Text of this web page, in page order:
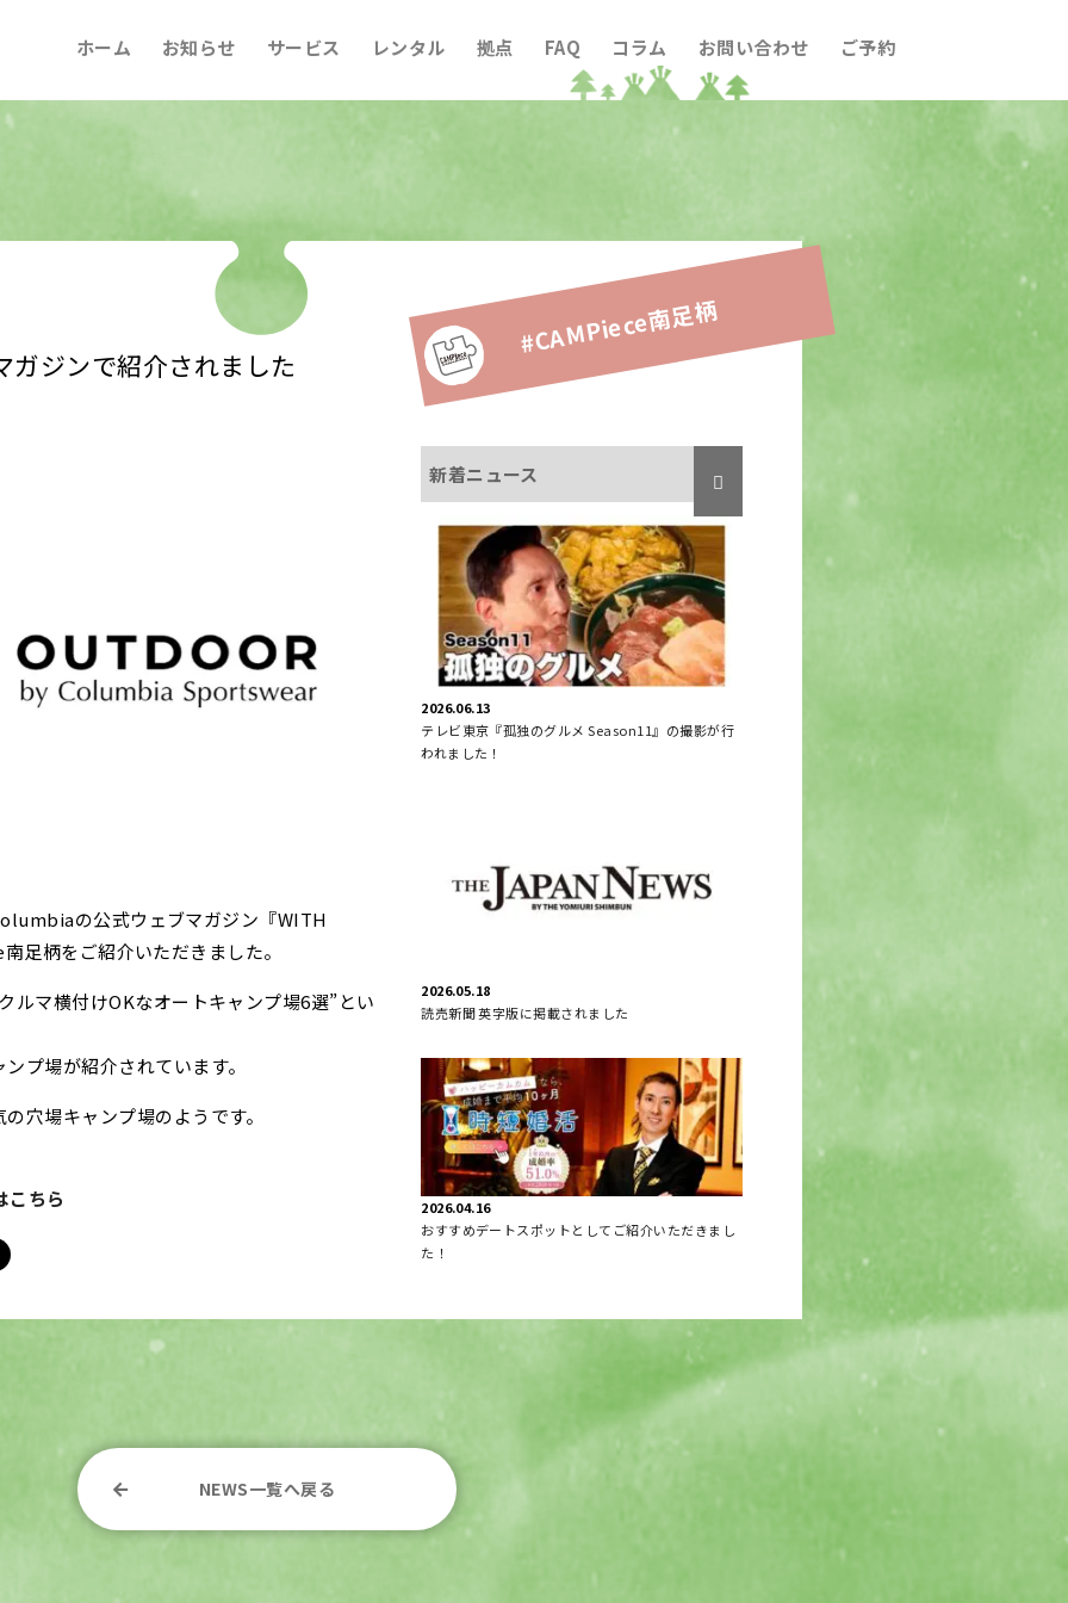
ホーム お知らせ サービス レンタル 拠点 FAQ コラム お問い合わせ ご予約
#CAMPiece南足柄
ジンで紹介されました
の公式ウェブマガジン『WITH
足柄をご紹介いただきました。
ルマ横付けOKなオートキャンプ場6選”とい
プ場が紹介されています。
穴場キャンプ場のようです。
こちら
新着ニュース
2026.06.13
テレビ東京『孤独のグルメ Season11』の撮影が行
われました！
2026.05.18
読売新聞 英字版に掲載されました
2026.04.16
おすすめデートスポットとしてご紹介いただきまし
た！
NEWS一覧へ戻る